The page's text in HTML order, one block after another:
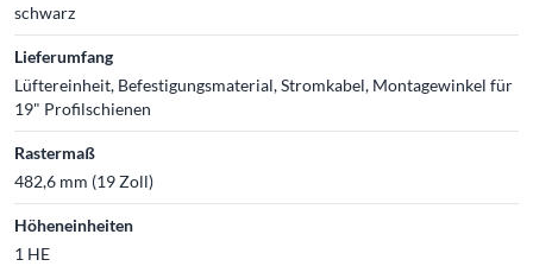
schwarz
Lieferumfang
Lüftereinheit, Befestigungsmaterial, Stromkabel, Montagewinkel für
19" Profilschienen
Rastermaß
482,6 mm (19 Zoll)
Höheneinheiten
1 HE